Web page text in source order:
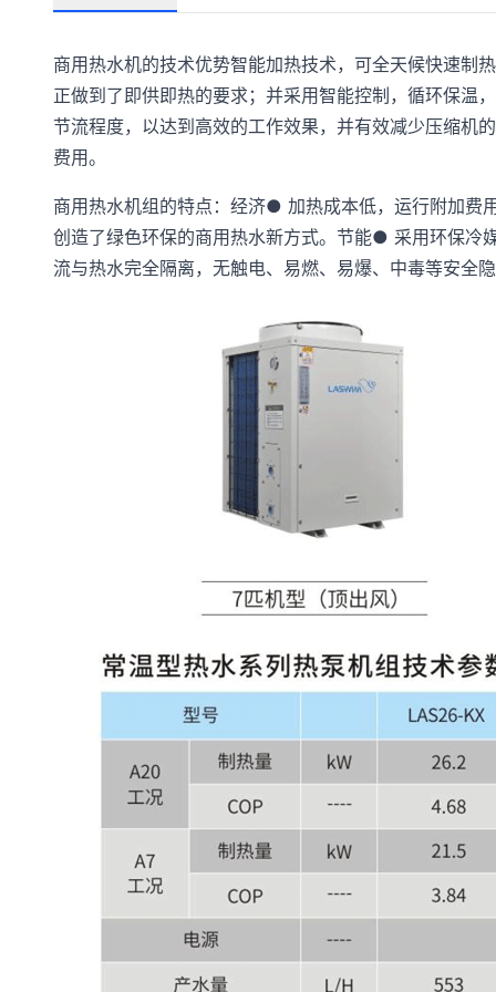
商用热水机的技术优势智能加热技术，可全天候快速制
正做到了即供即热的要求；并采用智能控制，循环保温
节流程度，以达到高效的工作效果，并有效减少压缩机
费用。
商用热水机组的特点：经济● 加热成本低，运行附加费
创造了绿色环保的商用热水新方式。节能● 采用环保
流与热水完全隔离，无触电、易燃、易爆、中毒等安